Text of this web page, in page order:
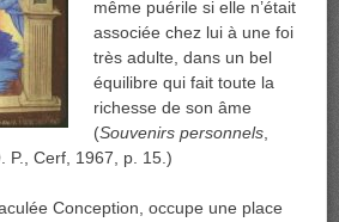
même puérile si elle n’était
associée chez lui à une foi
très adulte, dans un bel
équilibre qui fait toute la
richesse de son âme
(Souvenirs personnels
P., Cerf, 1967, p. 15.)
Conception, occupe une place